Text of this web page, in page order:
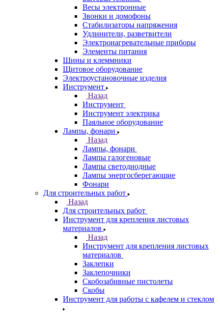
Весы электронные
Звонки и домофоны
Стабилизаторы напряжения
Удлинители, разветвители
Электронагревательные приборы
Элементы питания
Шины и клеммники
Щитовое оборудование
Электроустановочные изделия
Инструмент
Назад
Инструмент
Инструмент электрика
Паяльное оборудование
Лампы, фонари
Назад
Лампы, фонари
Лампы галогеновые
Лампы светодиодные
Лампы энергосберегающие
Фонари
Для строительных работ
Назад
Для строительных работ
Инструмент для крепления листовых
материалов
Назад
Инструмент для крепления листовых
материалов
Заклепки
Заклепочники
Скобозабивные пистолеты
Скобы
Инструмент для работы с кафелем и стеклом